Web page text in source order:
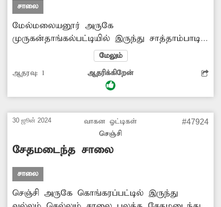
சாலை
மேல்மலையனூர் அருகே
முருகன்தாங்கல்பட்டியில் இருந்து சாத்தாம்பாடி
கூட்டுசாலை வரை உள்ள சாலை ஜல்லிக்கற்கள்
பெயர்ந்து குண்டும், குழியுமாக
காட்சியளிக்கிறது. சாலை பள்ளத்தில் இருசக்கர
வாகன ஓட்டிகள் சிக்கி கீழே விழுந்து விபத்து
சாலையை சீரமைக்க அதிகாரிகள் நடவடிக்கை
எடுக்க வேண்டியது அவசியம்.
மேலும்
ஆதரவு: 1 ஆதரிக்கிறேன்
30 ஜூன் 2024
வாகன ஓட்டிகள்
செஞ்சி
#47924
சேதமடைந்த சாலை
சாலை
செஞ்சி அருகே கொங்கரப்பட்டில் இருந்து